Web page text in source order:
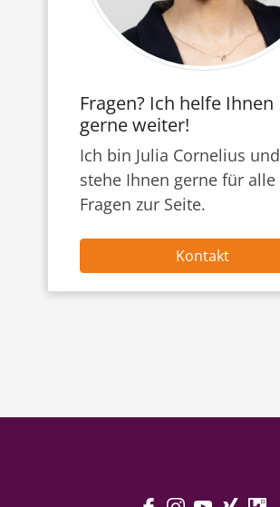
Fragen? Ich helfe Ihnen
gerne weiter!
Ich bin Julia Cornelius und
stehe Ihnen gerne für alle
Fragen zur Seite.
Kontakt